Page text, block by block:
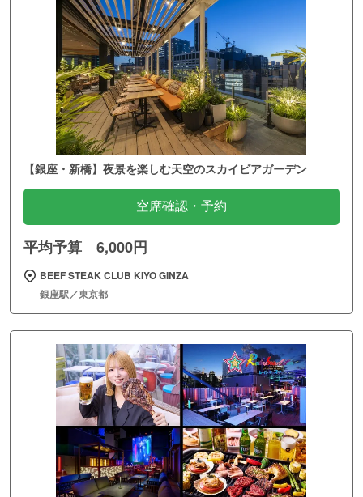
【銀座・新橋】夜景を楽しむ天空のスカイビアガーデン
空席確認・予約
平均予算 6,000円
BEEF STEAK CLUB KIYO GINZA
銀座駅／東京都